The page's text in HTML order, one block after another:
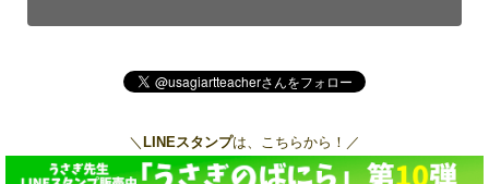
＼ LINEスタンプは、こちらから！／